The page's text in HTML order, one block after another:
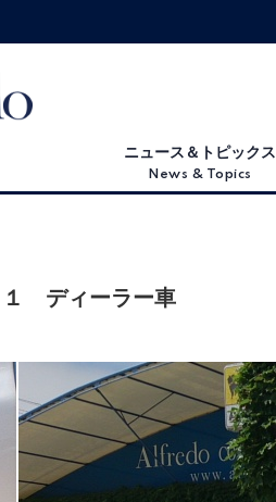
ニュース＆トピックス
News & Topics
１ ディーラー車